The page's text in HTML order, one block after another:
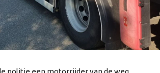
politie een motorrijder van de weg